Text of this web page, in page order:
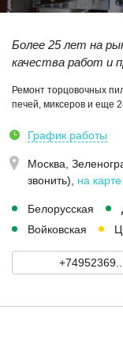
Более 25 лет на
качества работ и
Ремонт торцовочных
печей, миксеров и еще
График работы
Москва,
звонить)
на карте
Белорусская
Войковская
+74952369...